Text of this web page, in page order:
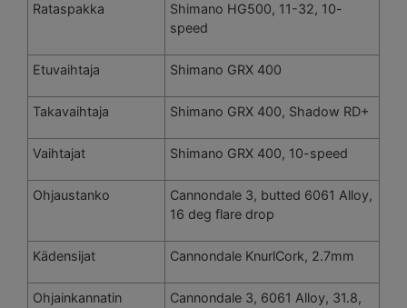
Rataspakka
Shimano HG500, 11-32, 10-
speed
Etuvaihtaja Shimano GRX 400
Takavaihtaja Shimano GRX 400, Shadow RD+
Vaihtajat Shimano GRX 400, 10-speed
Ohjaustanko
Cannondale 3, butted 6061 Alloy,
16 deg flare drop
Kädensijat Cannondale KnurlCork, 2.7mm
Ohjainkannatin
Cannondale 3, 6061 Alloy, 31.8,